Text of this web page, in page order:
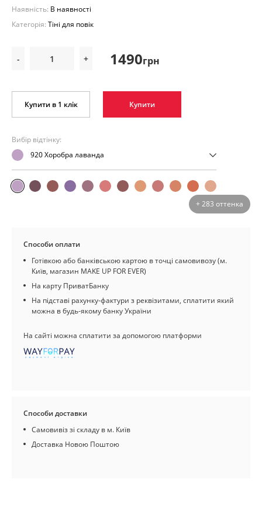
Наявність: В наявності
Категорія: Тіні для повік
- + 1490грн
Купити в 1 клік Купити
Вибір відтінку:
920 Хоробра лаванда
+ 283 оттенка
Способи оплати
Готівкою або банківською картою в точці самовивозу (м.
Київ, магазин MAKE UP FOR EVER)
На карту ПриватБанку
На підставі рахунку-фактури з реквізитами, сплатити який
можна в будь-якому банку України
На сайті можна сплатити за допомогою платформи
Способи доставки
Самовивіз зі складу в м. Київ
Доставка Новою Поштою